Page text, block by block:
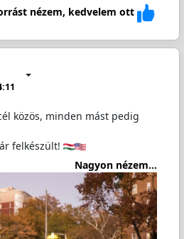
nézem, kedvelem ott
közös, minden mást pedig
felkészült!
Nagyon nézem...